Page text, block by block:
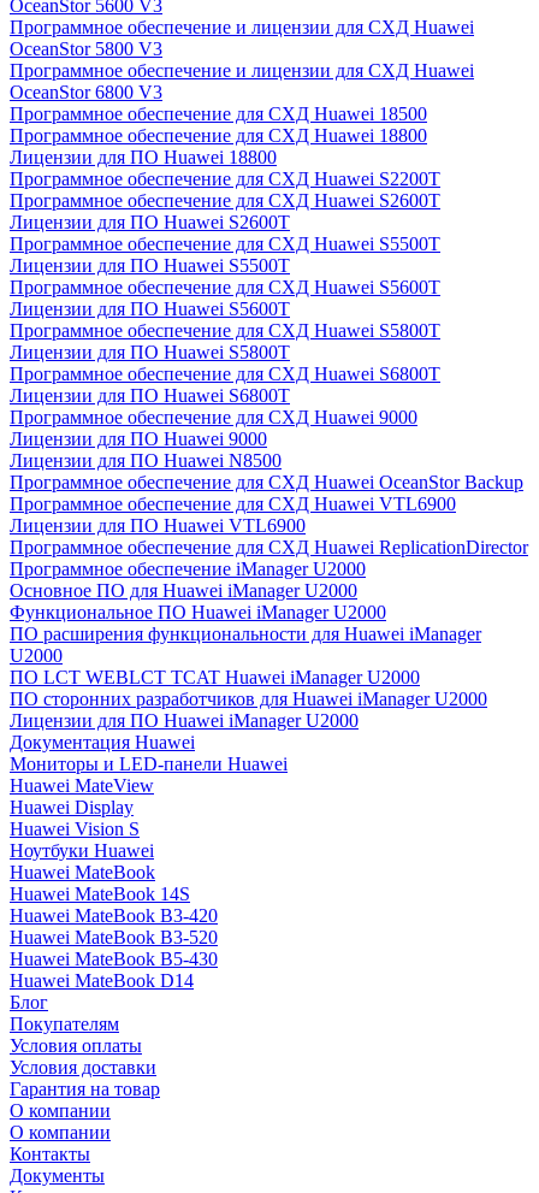
OceanStor 5600 V3
Программное обеспечение и лицензии для СХД Huawei
OceanStor 5800 V3
Программное обеспечение и лицензии для СХД Huawei
OceanStor 6800 V3
Программное обеспечение для СХД Huawei 18500
Программное обеспечение для СХД Huawei 18800
Лицензии для ПО Huawei 18800
Программное обеспечение для СХД Huawei S2200T
Программное обеспечение для СХД Huawei S2600T
Лицензии для ПО Huawei S2600T
Программное обеспечение для СХД Huawei S5500T
Лицензии для ПО Huawei S5500T
Программное обеспечение для СХД Huawei S5600T
Лицензии для ПО Huawei S5600T
Программное обеспечение для СХД Huawei S5800T
Лицензии для ПО Huawei S5800T
Программное обеспечение для СХД Huawei S6800T
Лицензии для ПО Huawei S6800T
Программное обеспечение для СХД Huawei 9000
Лицензии для ПО Huawei 9000
Лицензии для ПО Huawei N8500
Программное обеспечение для СХД Huawei OceanStor Backup
Программное обеспечение для СХД Huawei VTL6900
Лицензии для ПО Huawei VTL6900
Программное обеспечение для СХД Huawei ReplicationDirector
Программное обеспечение iManager U2000
Основное ПО для Huawei iManager U2000
Функциональное ПО Huawei iManager U2000
ПО расширения функциональности для Huawei iManager
U2000
ПО LCT WEBLCT TCAT Huawei iManager U2000
ПО сторонних разработчиков для Huawei iManager U2000
Лицензии для ПО Huawei iManager U2000
Документация Huawei
Мониторы и LED-панели Huawei
Huawei MateView
Huawei Display
Huawei Vision S
Ноутбуки Huawei
Huawei MateBook
Huawei MateBook 14S
Huawei MateBook B3-420
Huawei MateBook B3-520
Huawei MateBook B5-430
Huawei MateBook D14
Блог
Покупателям
Условия оплаты
Условия доставки
Гарантия на товар
О компании
О компании
Контакты
Документы